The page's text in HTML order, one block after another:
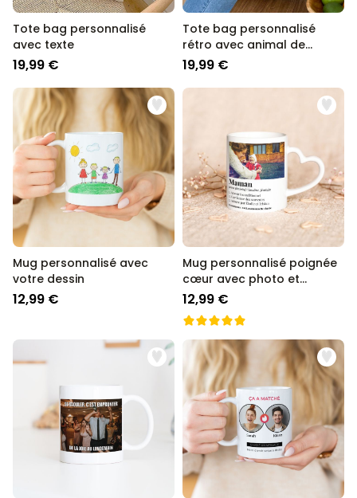
Tote bag personnalisé
avec texte
19,99 €
Tote bag personnalisé
rétro avec animal de
compagnie
19,99 €
Mug personnalisé avec
votre dessin
12,99 €
Mug personnalisé poignée
cœur avec photo et
définition
12,99 €